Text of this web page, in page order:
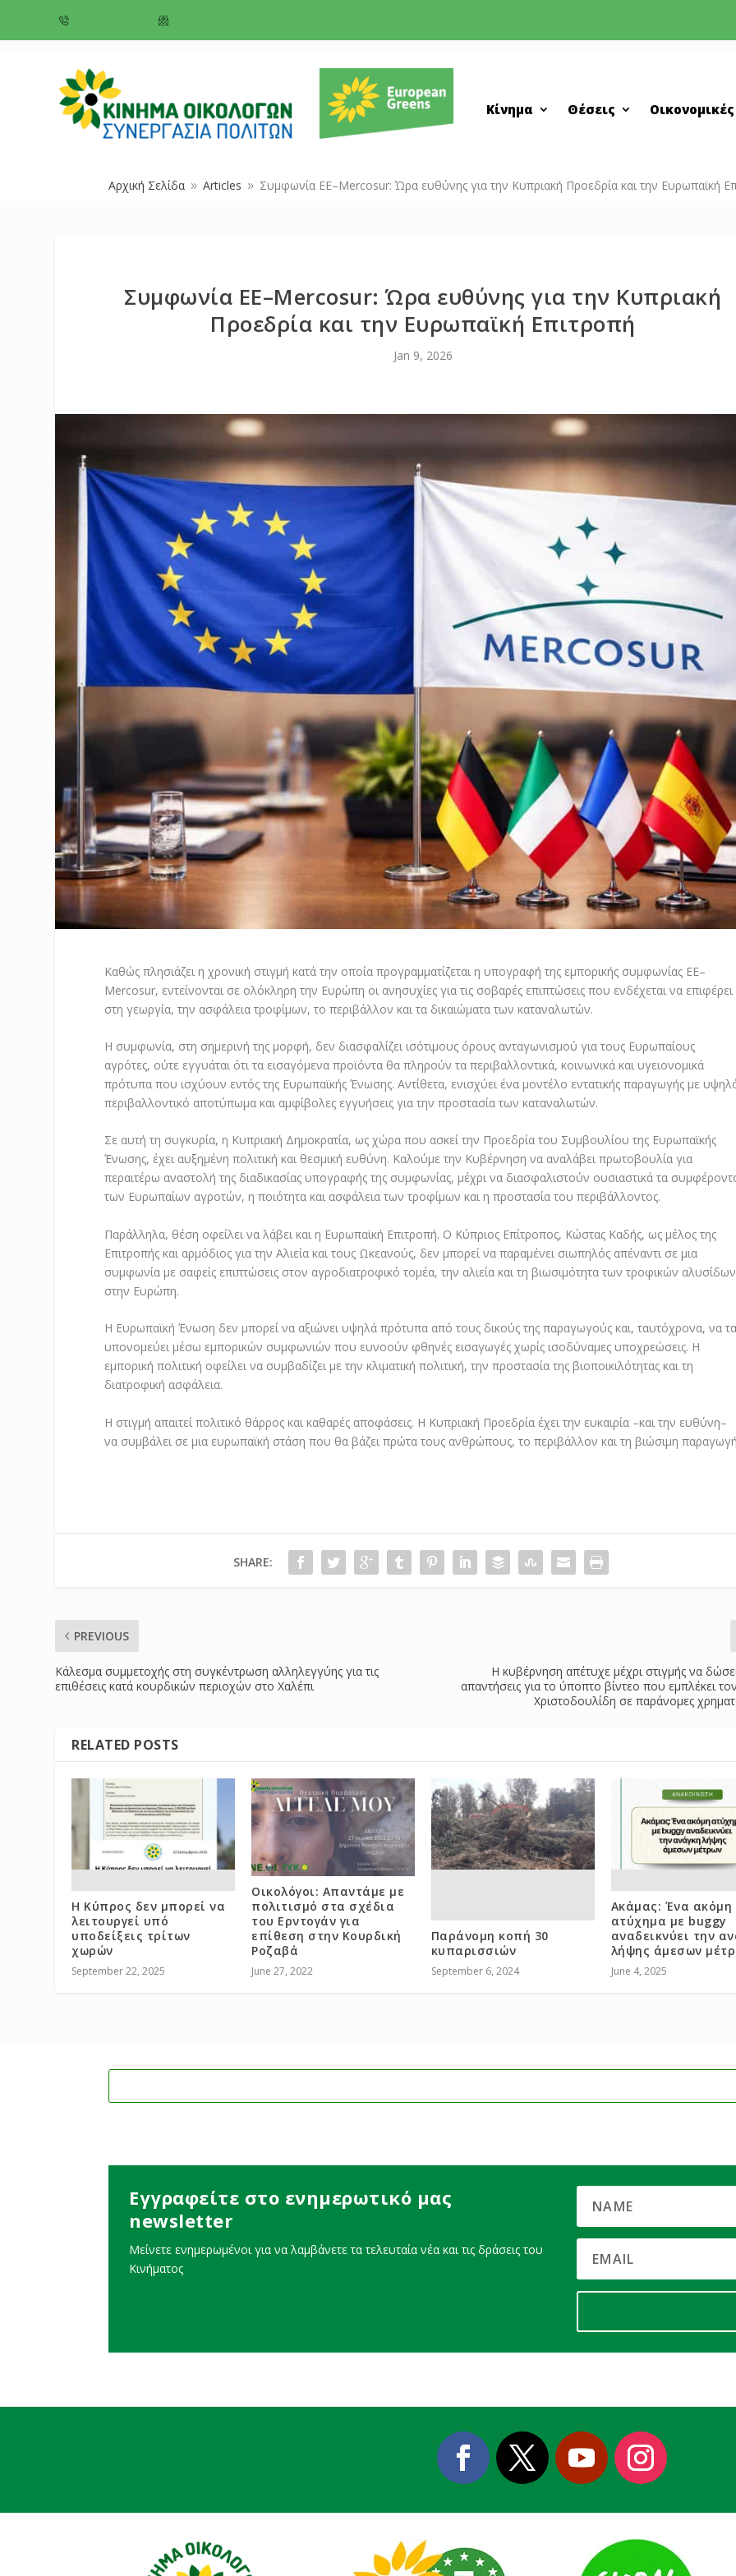
Κίνημα Θέσεις
Αρχική Σελίδα 9 Articles 9 Συμφωνία ΕΕ–Mercosur: Ώρα ευθύνης για την Κυπριακή Προεδρία και την Ευρωπαϊκή
Συμφωνία ΕΕ–Mercosur: Ώρα ευθύνης για την Κυπριακή
Προεδρία και την Ευρωπαϊκή Επιτροπή
Jan 9, 2026
Καθώς πλησιάζει η χρονική στιγμή κατά την οποία προγραμματίζεται η υπογραφή της εμπορικής συμφωνίας ΕΕ–
Mercosur, εντείνονται σε ολόκληρη την Ευρώπη οι ανησυχίες για τις σοβαρές επιπτώσεις που ενδέχεται να επιφέρει
στη γεωργία, την ασφάλεια τροφίμων, το περιβάλλον και τα δικαιώματα των καταναλωτών.
Η συμφωνία, στη σημερινή της μορφή, δεν διασφαλίζει ισότιμους όρους ανταγωνισμού για τους Ευρωπαίους
αγρότες, ούτε εγγυάται ότι τα εισαγόμενα προϊόντα θα πληρούν τα περιβαλλοντικά, κοινωνικά και υγειονομικά
πρότυπα που ισχύουν εντός της Ευρωπαϊκής Ένωσης. Αντίθετα, ενισχύει ένα μοντέλο εντατικής παραγωγής με
περιβαλλοντικό αποτύπωμα και αμφίβολες εγγυήσεις για την προστασία των καταναλωτών.
Σε αυτή τη συγκυρία, η Κυπριακή Δημοκρατία, ως χώρα που ασκεί την Προεδρία του Συμβουλίου της Ευρωπαϊκής
Ένωσης, έχει αυξημένη πολιτική και θεσμική ευθύνη. Καλούμε την Κυβέρνηση να αναλάβει πρωτοβουλία για
περαιτέρω αναστολή της διαδικασίας υπογραφής της συμφωνίας, μέχρι να διασφαλιστούν ουσιαστικά τα
των Ευρωπαίων αγροτών, η ποιότητα και ασφάλεια των τροφίμων και η προστασία του περιβάλλοντος.
Παράλληλα, θέση οφείλει να λάβει και η Ευρωπαϊκή Επιτροπή. Ο Κύπριος Επίτροπος, Κώστας Καδής, ως μέλος της
Επιτροπής και αρμόδιος για την Αλιεία και τους Ωκεανούς, δεν μπορεί να παραμένει σιωπηλός απέναντι σε μια
συμφωνία με σαφείς επιπτώσεις στον αγροδιατροφικό τομέα, την αλιεία και τη βιωσιμότητα των τροφικών αλυσίδων
στην Ευρώπη.
Η Ευρωπαϊκή Ένωση δεν μπορεί να αξιώνει υψηλά πρότυπα από τους δικούς της παραγωγούς και, ταυτόχρονα, να τα
υπονομεύει μέσω εμπορικών συμφωνιών που ευνοούν φθηνές εισαγωγές χωρίς ισοδύναμες υποχρεώσεις. Η
εμπορική πολιτική οφείλει να συμβαδίζει με την κλιματική πολιτική, την προστασία της βιοποικιλότητας και τη
διατροφική ασφάλεια.
Η στιγμή απαιτεί πολιτικό θάρρος και καθαρές αποφάσεις. Η Κυπριακή Προεδρία έχει την ευκαιρία –και την ευθύνη–
να συμβάλει σε μια ευρωπαϊκή στάση που θα βάζει πρώτα τους ανθρώπους, το περιβάλλον και τη βιώσιμη
SHARE:
PREVIOUS
Κάλεσμα συμμετοχής στη συγκέντρωση αλληλεγγύης για τις
επιθέσεις κατά κουρδικών περιοχών στο Χαλέπι
Η κυβέρνηση απέτυχε μέχρι στιγμής να δώσει
απαντήσεις για το ύποπτο βίντεο που εμπλέκει
Χριστοδουλίδη σε παράνομες
RELATED POSTS
Η Κύπρος δεν μπορεί να
λειτουργεί υπό
υποδείξεις τρίτων
χωρών
September 22, 2025
Οικολόγοι: Απαντάμε με
πολιτισμό στα σχέδια
του Ερντογάν για
επίθεση στην Κουρδική
Ροζαβά
June 27, 2022
Παράνομη κοπή 30
κυπαρισσιών
September 6, 2024
Ακάμας: Ένα ακόμη
ατύχημα με buggy
αναδεικνύει την
λήψης άμεσων
June 4, 2025
Εγγραφείτε στο ενημερωτικό μας
newsletter
Μείνετε ενημερωμένοι για να λαμβάνετε τα τελευταία νέα και τις δράσεις του
Κινήματος